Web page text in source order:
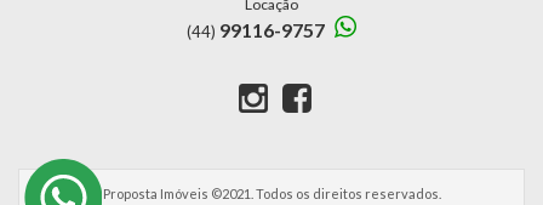
Locação
(44) 99116-9757
Proposta Imóveis ©2021. Todos os direitos reservados.